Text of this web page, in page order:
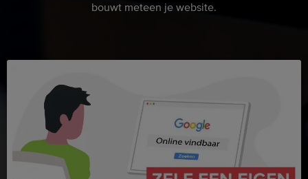
bouwt meteen je website.